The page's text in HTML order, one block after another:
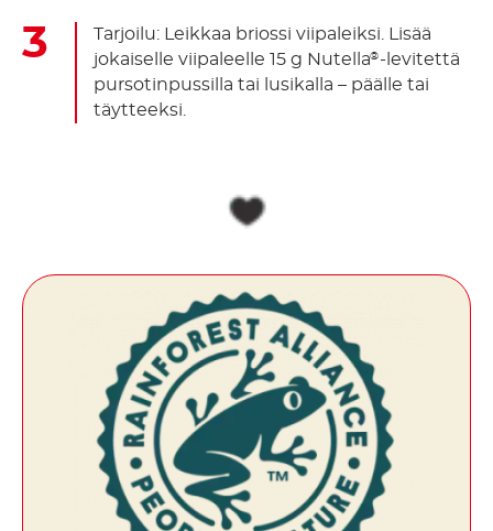
Tarjoilu: Leikkaa briossi viipaleiksi. Lisää
jokaiselle viipaleelle 15 g Nutella® -levitettä
pursotinpussilla tai lusikalla – päälle tai
täytteeksi.